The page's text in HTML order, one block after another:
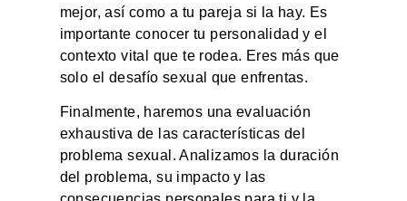
mejor, así como a tu pareja si la hay. Es
importante conocer tu personalidad y el
contexto vital que te rodea. Eres más que
solo el desafío sexual que enfrentas.
Finalmente, haremos una evaluación
exhaustiva de las características del
problema sexual. Analizamos la duración
del problema, su impacto y las